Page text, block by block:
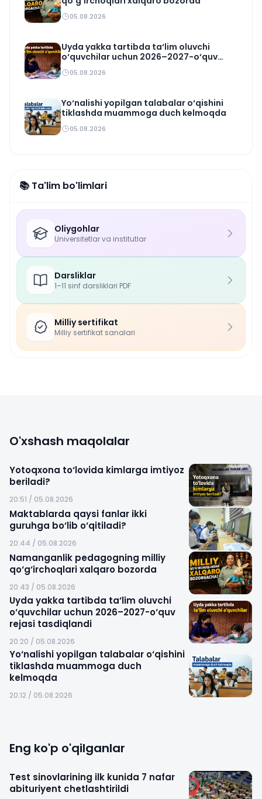
05.08.2026
Uyda yakka tartibda ta‘lim oluvchi
o‘quvchilar uchun 2026–2027-o‘quv
rejasi tasdiqlandi
05.08.2026
Yo‘nalishi yopilgan talabalar o‘qishini
tiklashda muammoga duch kelmoqda
05.08.2026
📚 Ta'lim bo'limlari
Oliygohlar
Universitetlar va institutlar
Darsliklar
1–11 sinf darsliklari PDF
Milliy sertifikat
Milliy sertifikat sanalari
O'xshash maqolalar
Yotoqxona to‘lovida kimlarga imtiyoz
beriladi?
20:51 / 05.08.2026
Maktablarda qaysi fanlar ikki
guruhga bo‘lib o‘qitiladi?
20:44 / 05.08.2026
Namanganlik pedagogning milliy
qo‘g‘irchoqlari xalqaro bozorda
20:43 / 05.08.2026
Uyda yakka tartibda ta‘lim oluvchi
o‘quvchilar uchun 2026–2027-o‘quv
rejasi tasdiqlandi
20:20 / 05.08.2026
Yo‘nalishi yopilgan talabalar o‘qishini
tiklashda muammoga duch
kelmoqda
20:12 / 05.08.2026
Eng ko'p o'qilganlar
Test sinovlarining ilk kunida 7 nafar
abituriyent chetlashtirildi